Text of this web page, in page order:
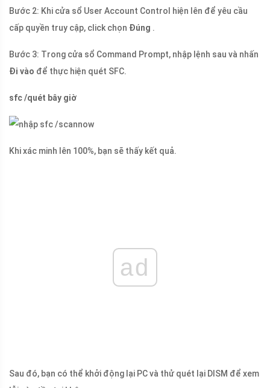
Bước 2: Khi cửa sổ User Account Control hiện lên để yêu cầu
cấp quyền truy cập, click chọn Đúng .
Bước 3: Trong cửa sổ Command Prompt, nhập lệnh sau và nhấn
Đi vào để thực hiện quét SFC.
sfc /quét bây giờ
Khi xác minh lên 100%, bạn sẽ thấy kết quả.
ad
Sau đó, bạn có thể khởi động lại PC và thử quét lại DISM để xem